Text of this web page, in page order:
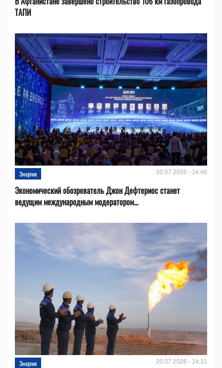
ТАПИ
Энергия 20.07.2026 - 14:46
Экономический обозреватель Джон Дефтериос станет
ведущим международным модератором...
Энергия 20.07.2026 - 14:31